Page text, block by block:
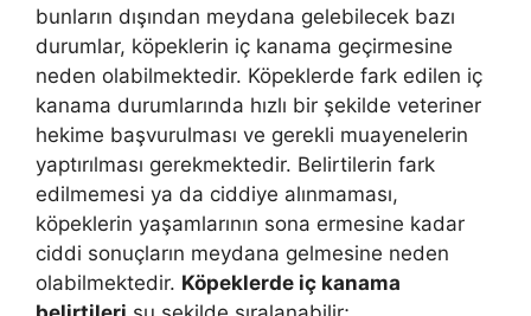
bunların dışından meydana gelebilecek bazı
durumlar, köpeklerin iç kanama geçirmesine
neden olabilmektedir. Köpeklerde fark edilen iç
kanama durumlarında hızlı bir şekilde veteriner
hekime başvurulması ve gerekli muayenelerin
yaptırılması gerekmektedir. Belirtilerin fark
edilmemesi ya da ciddiye alınmaması,
köpeklerin yaşamlarının sona ermesine kadar
ciddi sonuçların meydana gelmesine neden
olabilmektedir. Köpeklerde iç kanama